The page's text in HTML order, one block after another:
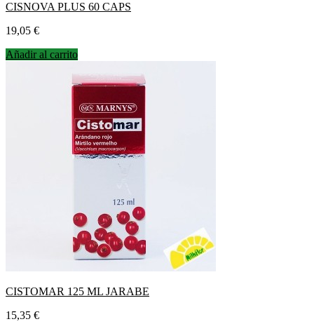
CISNOVA PLUS 60 CAPS
Precio
19,05 €
Añadir al carrito
CISTOMAR 125 ML JARABE
Precio
15,35 €